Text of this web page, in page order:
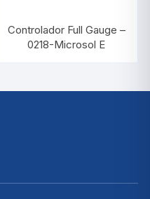
Controlador Full Gauge –
0218-Microsol E